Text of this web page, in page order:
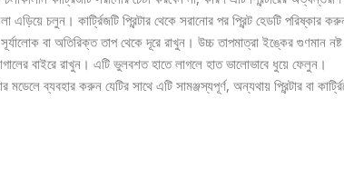
এড়িয়ে চলুন। কার্ট্রিজটি প্রিন্টার থেকে সরানোর পর প্রিন্ট হেডটি পরিষ্কার
বা অতিরিক্ত তাপ থেকে দূরে রাখুন। উচ্চ তাপমাত্রা ইঙ্কের গুণমান
বাইরে রাখুন। এটি ভুলবশত হাতে লাগলে হাত ভালোভাবে ধুয়ে ফেলুন।
মডেলে ব্যবহার করুন যেটির সাথে এটি সামঞ্জস্যপূর্ণ, অন্যথায় প্রিন্টার বা